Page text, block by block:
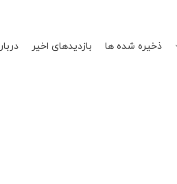
ذخیره شده ها بازدیدهای اخیر